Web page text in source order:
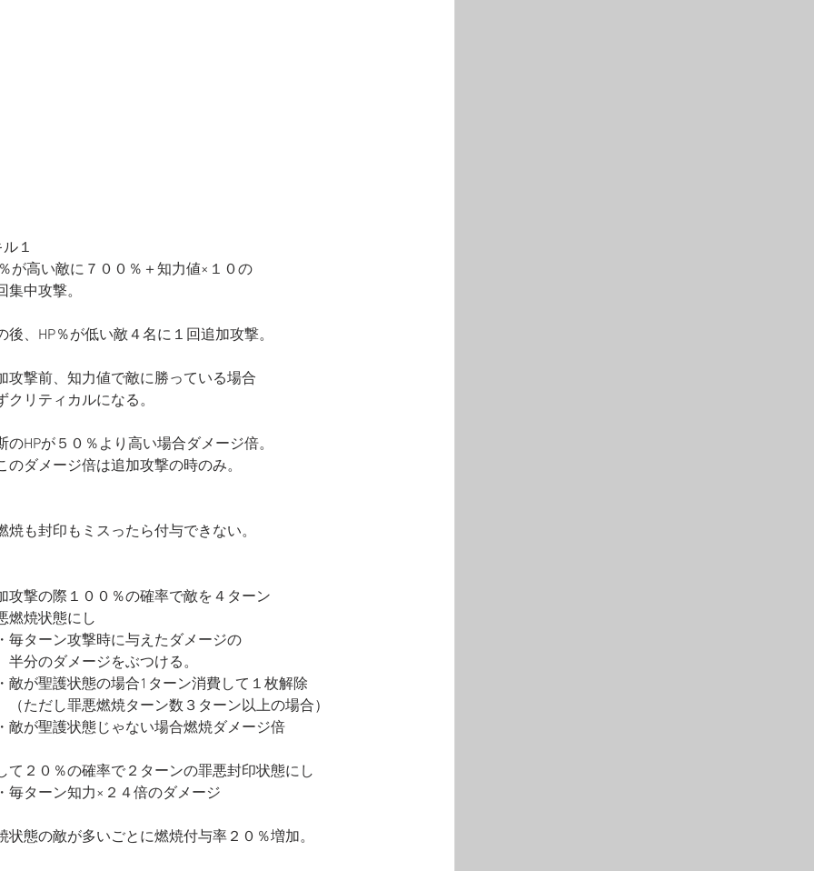
１
高い敵に７００％＋知力値×１０の
中攻撃。
、HP％が低い敵４名に１回追加攻撃。
撃前、知力値で敵に勝っている場合
リティカルになる。
HPが５０％より高い場合ダメージ倍。
ダメージ倍は追加攻撃の時のみ。
も封印もミスったら付与できない。
撃の際１００％の確率で敵を４ターン
焼状態にし
ーン攻撃時に与えたダメージの
ダメージをぶつける。
聖護状態の場合1ターン消費して１枚解除
し罪悪燃焼ターン数３ターン以上の場合）
聖護状態じゃない場合燃焼ダメージ倍
２０％の確率で２ターンの罪悪封印状態にし
ーン知力×２４倍のダメージ
態の敵が多いごとに燃焼付与率２０％増加。